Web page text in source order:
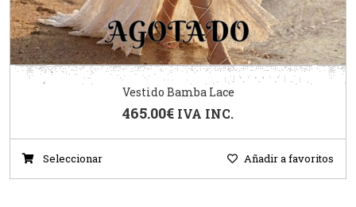
Vestido Bamba Lace
465.00€ IVA INC.
Seleccionar Añadir a favoritos